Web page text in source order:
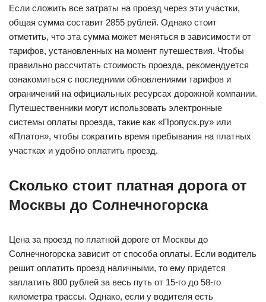
Если сложить все затраты на проезд через эти участки,
общая сумма составит 2855 рублей. Однако стоит
отметить, что эта сумма может меняться в зависимости от
тарифов, установленных на момент путешествия. Чтобы
правильно рассчитать стоимость проезда, рекомендуется
ознакомиться с последними обновлениями тарифов и
ограничений на официальных ресурсах дорожной компании.
Путешественники могут использовать электронные
системы оплаты проезда, такие как «Пропуск.ру» или
«Платон», чтобы сократить время пребывания на платных
участках и удобно оплатить проезд.
Сколько стоит платная дорога от
Москвы до Солнечногорска
Цена за проезд по платной дороге от Москвы до
Солнечногорска зависит от способа оплаты. Если водитель
решит оплатить проезд наличными, то ему придется
заплатить 800 рублей за весь путь от 15-го до 58-го
километра трассы. Однако, если у водителя есть